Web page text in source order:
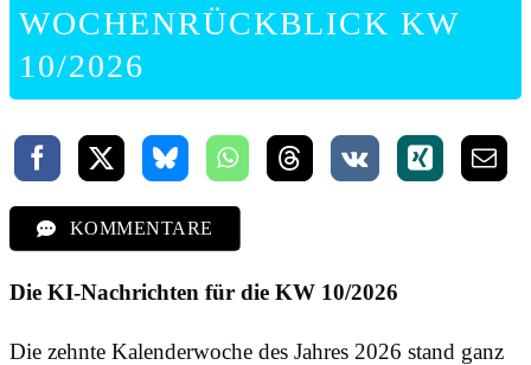
WOCHENRÜCKBLICK KW
10/2026
KOMMENTARE
Die KI-Nachrichten für die KW 10/2026
Die zehnte Kalenderwoche des Jahres 2026 stand ganz